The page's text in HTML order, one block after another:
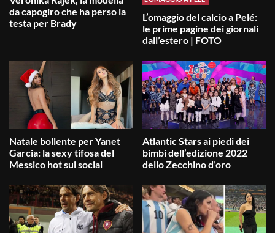
da capogiro che ha perso la
testa per Brady
L’omaggio del calcio a Pelé:
le prime pagine dei giornali
dall’estero | FOTO
Natale bollente per Yanet
Garcia: la sexy tifosa del
Messico hot sui social
Atlantic Stars ai piedi dei
bimbi dell’edizione 2022
dello Zecchino d’oro